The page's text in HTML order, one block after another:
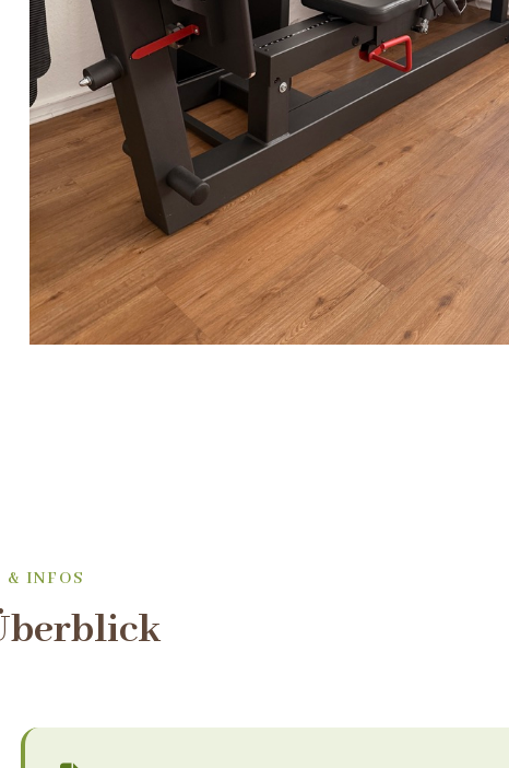
& INFOS